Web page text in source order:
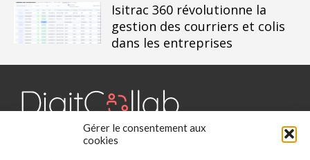
Gérer le consentement aux
cookies
Isitrac 360 révolutionne la
gestion des courriers et colis
dans les entreprises
Digit Collab est un média dédié aux outils collaboratifs, retrouvez